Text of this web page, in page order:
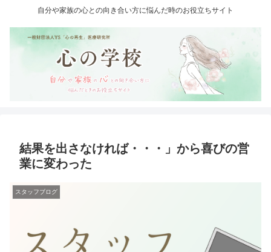
自分や家族の心との向き合い方に悩んだ時のお役立ちサイト
結果を出さなければ・・・」から喜びの営
業に変わった
スタッフブログ